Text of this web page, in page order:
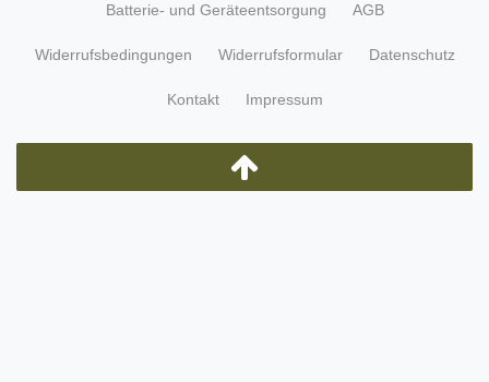
Batterie- und Geräteentsorgung AGB
Widerrufsbedingungen Widerrufsformular Datenschutz
Kontakt Impressum